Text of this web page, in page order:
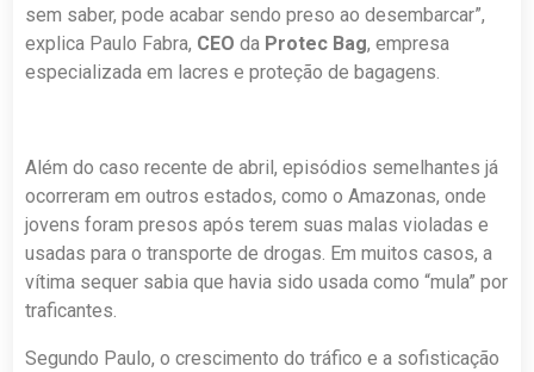
sem saber, pode acabar sendo preso ao desembarcar”,
explica Paulo Fabra, CEO da Protec Bag, empresa
especializada em lacres e proteção de bagagens.
Além do caso recente de abril, episódios semelhantes já
ocorreram em outros estados, como o Amazonas, onde
jovens foram presos após terem suas malas violadas e
usadas para o transporte de drogas. Em muitos casos, a
vítima sequer sabia que havia sido usada como “mula” por
traficantes.
Segundo Paulo, o crescimento do tráfico e a sofisticação